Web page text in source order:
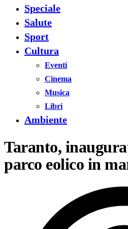
Speciale
Salute
Sport
Cultura
Eventi
Cinema
Musica
Libri
Ambiente
Taranto,
parco eolico in